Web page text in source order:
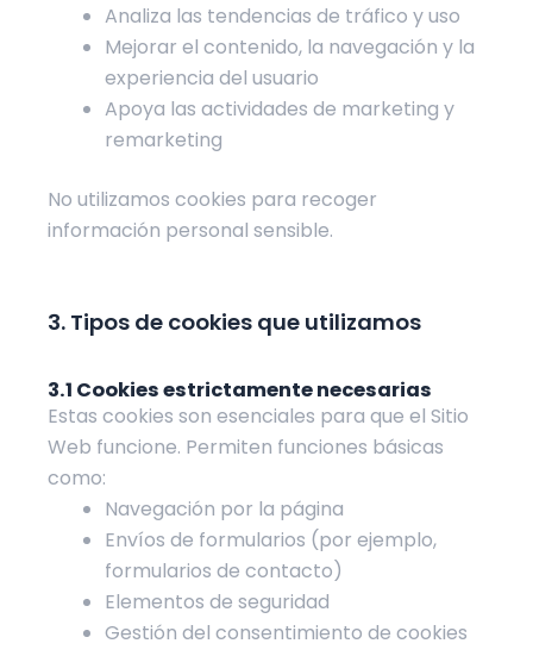
Analiza las tendencias de tráfico y uso
Mejorar el contenido, la navegación y la
experiencia del usuario
Apoya las actividades de marketing y
remarketing
No utilizamos cookies para recoger
información personal sensible.
3. Tipos de cookies que utilizamos
3.1 Cookies estrictamente necesarias
Estas cookies son esenciales para que el Sitio
Web funcione. Permiten funciones básicas
como:
Navegación por la página
Envíos de formularios (por ejemplo,
formularios de contacto)
Elementos de seguridad
Gestión del consentimiento de cookies